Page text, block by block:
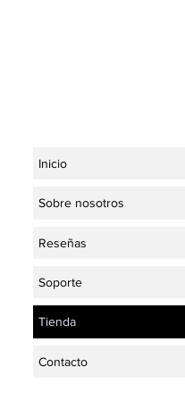
Inicio
Sobre nosotros
Reseñas
Soporte
Tienda
Contacto